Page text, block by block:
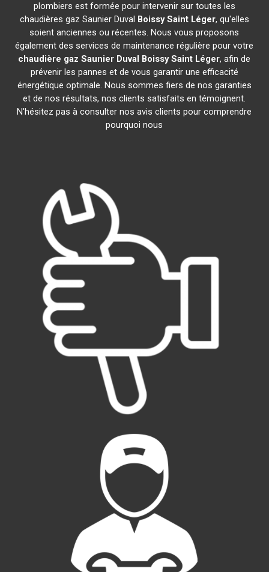
plombiers est formée pour intervenir sur toutes les
chaudières gaz Saunier Duval Boissy Saint Léger, qu'elles
soient anciennes ou récentes. Nous vous proposons
également des services de maintenance régulière pour votre
chaudière gaz Saunier Duval Boissy Saint Léger, afin de
prévenir les pannes et de vous garantir une efficacité
énergétique optimale. Nous sommes fiers de nos garanties
et de nos résultats, nos clients satisfaits en témoignent.
N'hésitez pas à consulter nos avis clients pour comprendre
pourquoi nous